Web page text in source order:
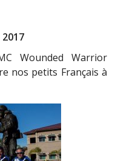
Wounded Warrior
nos petits Français à